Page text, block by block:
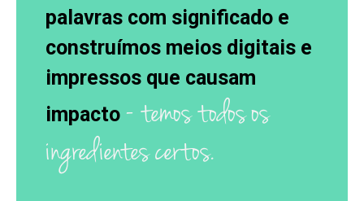
palavras com significado e
construímos meios digitais e
impressos que causam
impacto - temos todos os
ingredientes certos.